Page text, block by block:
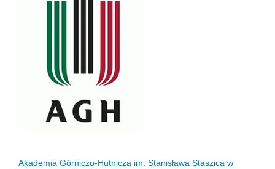
Akademia Górniczo-Hutnicza im. Stanisława Staszica w